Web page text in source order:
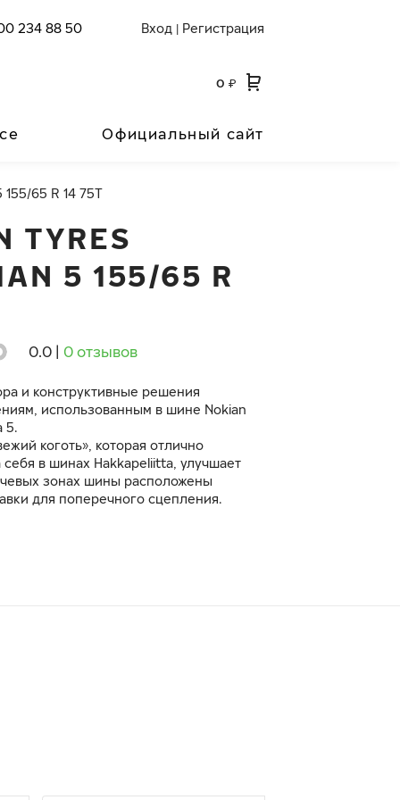
234 88 50 Вход Регистрация
0 ₽
Официальный сайт
65 R 14 75T
TYRES
5 155/65 R
0.0 0 отзывов
и конструктивные решения
использованным в шине Nokian
5.
коготь», которая отлично
в шинах Hakkapeliitta, улучшает
зонах шины расположены
для поперечного сцепления.